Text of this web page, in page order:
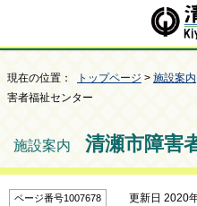
現在の位置： トップページ > 施設案内
害者福祉センター
施設案内 清瀬市障害
ページ番号1007678 更新日 2020